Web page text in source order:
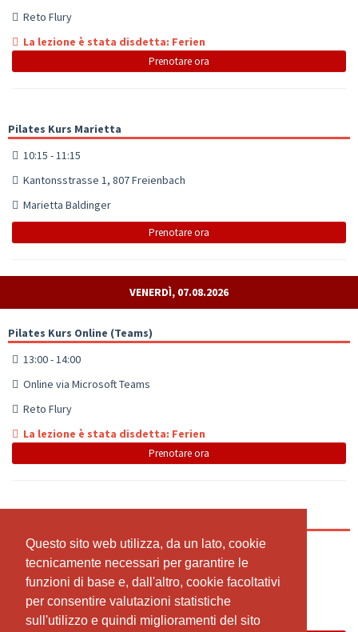
Questo sito web utilizza, da un lato, cookie
tecnicamente necessari per garantire le
funzioni di base e, dall'altro, cookie facoltativi
per consentire valutazioni statistiche
sull'utilizzo e quindi miglioramenti del sito
Questo sito web utilizza, da un lato, cookie
tecnicamente necessari per garantire le
funzioni di base e, dall'altro, cookie facoltativi
per consentire valutazioni statistiche
sull'utilizzo e quindi miglioramenti del sito
Reto Flury
La lezione è stata disdetta: Ferien
Prenotare ora
Pilates Kurs Marietta
10:15 - 11:15
Kantonsstrasse 1, 807 Freienbach
Marietta Baldinger
Prenotare ora
VENERDÌ, 07.08.2026
Pilates Kurs Online (Teams)
13:00 - 14:00
Online via Microsoft Teams
Reto Flury
La lezione è stata disdetta: Ferien
Prenotare ora
13:00 - 14:00
Kantonsstrasse 1, 8807 Freienbach, EG
Reto Flury
La lezione è stata disdetta: Ferien